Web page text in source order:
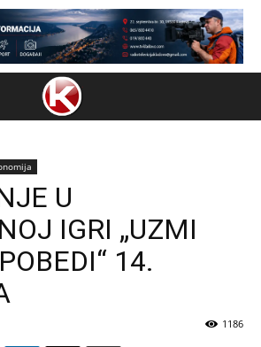
U
IGRI „UZMI
14.
1186